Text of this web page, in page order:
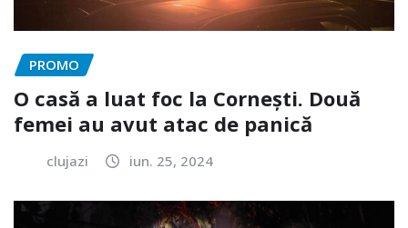
PROMO
O casă a luat foc la Cornești. Două
femei au avut atac de panică
clujazi iun. 25, 2024